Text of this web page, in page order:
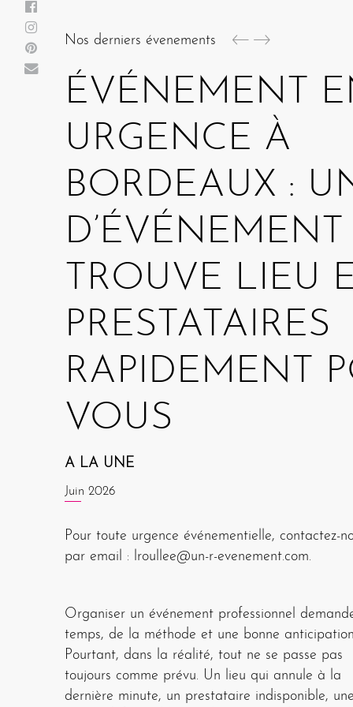
Nos derniers évenements
ÉVÉNEMENT
URGENCE À
BORDEAUX :
D’ÉVÉNEMENT
TROUVE LIEU
PRESTATAIRES
RAPIDEMENT
VOUS
A LA UNE
Juin 2026
Pour toute urgence événementielle, contactez-
par email : lroullee@un-r-evenement.com.
Organiser un événement professionnel
temps, de la méthode et une bonne
Pourtant, dans la réalité, tout ne se passe pas
toujours comme prévu. Un lieu qui annule à la
dernière minute, un prestataire indisponible, une
ORGANISER
SOIRÉE
UNE
D’ENTREPRISE À
BORDEAUX
UNE AGENCE
LOCALE : LA
GIRONDINE
A LA UNE
QUEL TYPE
D’ÉVÉNEMENT
ORGANISER À
BORDEAUX
VOTRE
Mai 2026
Organiser un événement d’entreprise à
AGENCE
DANS
D’ÉVÉNEMENT
BORDEAUX
:L’EXEMPLE DU
AGENCE POUR
PRÉPARATION
D’UNE
D’ENTREPRISE À
BORDEAUX :
COMMENT
VOTRE
UN VRAI LEVIER
D’IMAGE ET DE
A LA UNE
Mars 2026